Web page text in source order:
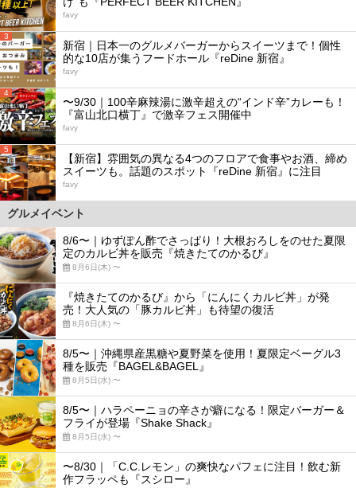
favy
3
新宿｜日本一のグルメバーガーからスイーツまで！個性
的な10店が集うフードホール『reDine 新宿』
favy
4
〜9/30｜100辛麻辣湯に激辛超えの“インド辛”カレーも！
『富山北口横丁』で激辛フェス開催中
favy
5
【新宿】雰囲気の異なる4つのフロアで食事やお酒、締め
スイーツも。話題のスポット『reDine 新宿』に注目
favy
グルメイベント
8/6〜｜ゆずぽん酢でさっぱり！大根おろしをのせた夏限
定のカルビ丼を販売『焼きたてのかるび』
8月6日(木) 〜
『焼きたてのかるび』から「にんにくカルビ丼」が発
売！大人気の「豚カルビ丼」も待望の復活
8月6日(木) 〜
8/5〜｜沖縄県産黒糖や夏野菜を使用！夏限定ベーグル3
種を販売『BAGEL&BAGEL』
8月5日(水) 〜
8/5〜｜ハラペーニョの辛さが癖になる！限定バーガー＆
フライが登場『Shake Shack』
8月5日(水) 〜
〜8/30｜「C.C.レモン」の爽快なパフェに注目！飲む新
作フラッペも『スシロー』